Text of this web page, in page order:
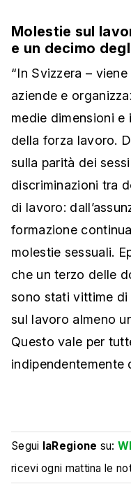
Molestie sul
e un decimo
“In Svizzera –
aziende e
medie dimensioni e
della forza lavoro.
sulla parità dei
discriminazioni tra
di lavoro:
formazione
molestie sessuali.
che un terzo delle
sono stati vittime di
sul lavoro almeno
Questo vale per
indipendentemente
Segui laRegione su:
ricevi ogni mattina le